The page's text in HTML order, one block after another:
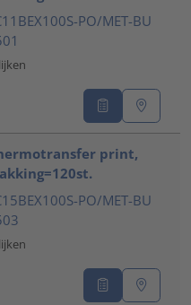
PO/MET-BU
print,
PO/MET-BU